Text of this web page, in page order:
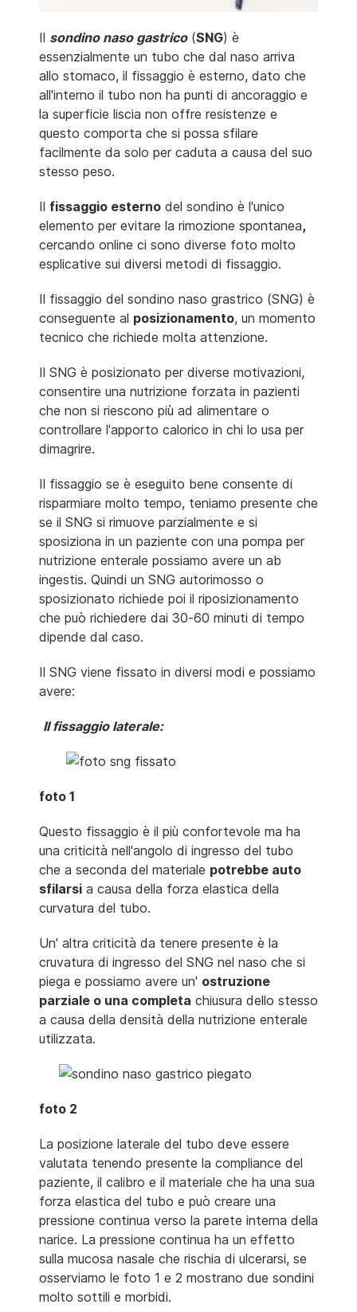
Il sondino naso gastrico(SNG) è
essenzialmente un tubo che dal naso arriva
allo stomaco, il fissaggio è esterno, dato che
all'interno il tubo non ha punti di ancoraggio e
la superficie liscia non offre resistenze e
questo comporta che si possa sfilare
facilmente da solo per caduta a causa del suo
stesso peso.
Il fissaggio esterno del sondino è l'unico
elemento per evitare la rimozione spontanea,
cercando online ci sono diverse foto molto
esplicative sui diversi metodi di fissaggio.
Il fissaggio del sondino naso grastrico (SNG) è
conseguente al posizionamento, un momento
tecnico che richiede molta attenzione.
Il SNG è posizionato per diverse motivazioni,
consentire una nutrizione forzata in pazienti
che non si riescono più ad alimentare o
controllare l'apporto calorico in chi lo usa per
dimagrire.
Il fissaggio se è eseguito bene consente di
risparmiare molto tempo, teniamo presente che
se il SNG si rimuove parzialmente e si
sposiziona in un paziente con una pompa per
nutrizione enterale possiamo avere un ab
ingestis. Quindi un SNG autorimosso o
sposizionato richiede poi il riposizionamento
che può richiedere dai 30-60 minuti di tempo
dipende dal caso.
Il SNG viene fissato in diversi modi e possiamo
avere:
Il fissaggio laterale:
foto 1
Questo fissaggio è il più confortevole ma ha
una criticità nell'angolo di ingresso del tubo
che a seconda del materiale potrebbe auto
sfilarsi a causa della forza elastica della
curvatura del tubo.
Un' altra criticità da tenere presente è la
cruvatura di ingresso del SNG nel naso che si
piega e possiamo avere un' ostruzione
parziale o una completa chiusura dello stesso
a causa della densità della nutrizione enterale
utilizzata.
foto 2
La posizione laterale del tubo deve essere
valutata tenendo presente la compliance del
paziente, il calibro e il materiale che ha una sua
forza elastica del tubo e può creare una
pressione continua verso la parete interna della
narice. La pressione continua ha un effetto
sulla mucosa nasale che rischia di ulcerarsi, se
osserviamo le foto 1 e 2 mostrano due sondini
molto sottili e morbidi.